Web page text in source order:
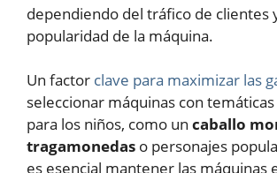
dependiendo del tráfico de clientes
popularidad de la máquina.
Un factor clave para maximizar las
seleccionar máquinas con
para los niños, como un caballo
tragamonedas o personajes
es esencial mantener las máquinas